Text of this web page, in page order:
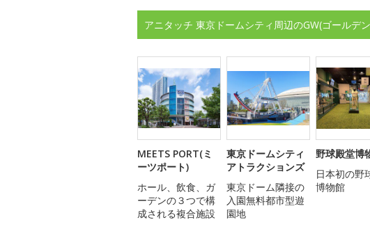
アニタッチ 東京ドームシティ周辺のGW(ゴールデ
MEETS PORT(ミ
ーツポート)
ホール、飲食、ガ
ーデンの３つで構
成される複合施設
東京ドームシティ
アトラクションズ
東京ドーム隣接の
入園無料都市型遊
園地
野球殿堂博
日本初の野
博物館